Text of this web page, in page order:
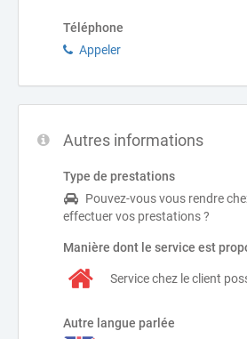
Téléphone
Appeler
Autres informations
Type de prestations
Pouvez-vous vous rendre
effectuer vos prestations ?
Manière dont le service est
Service chez le client
Autre langue parlée